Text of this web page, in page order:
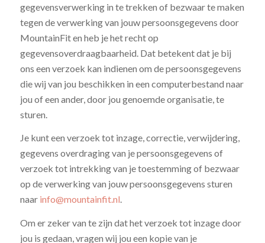
gegevensverwerking in te trekken of bezwaar te maken
tegen de verwerking van jouw persoonsgegevens door
MountainFit en heb je het recht op
gegevensoverdraagbaarheid. Dat betekent dat je bij
ons een verzoek kan indienen om de persoonsgegevens
die wij van jou beschikken in een computerbestand naar
jou of een ander, door jou genoemde organisatie, te
sturen.
Je kunt een verzoek tot inzage, correctie, verwijdering,
gegevens overdraging van je persoonsgegevens of
verzoek tot intrekking van je toestemming of bezwaar
op de verwerking van jouw persoonsgegevens sturen
naar info@mountainfit.nl.
Om er zeker van te zijn dat het verzoek tot inzage door
jou is gedaan, vragen wij jou een kopie van je